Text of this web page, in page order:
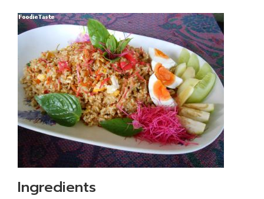
Ingredients